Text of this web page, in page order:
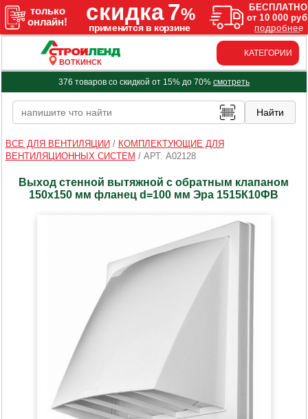
ВОТКИНСК
КАТЕГОРИИ
376 товаров со скидкой от 15% до 70% смотреть
ВСЕ ДЛЯ ВЕНТИЛЯЦИИ / КОМПЛЕКТУЮЩИЕ ДЛЯ
ВЕНТИЛЯЦИОННЫХ СИСТЕМ / АРТ. A02128
Выход стенной вытяжной с обратным клапаном
150х150 мм фланец d=100 мм Эра 1515К10ФВ